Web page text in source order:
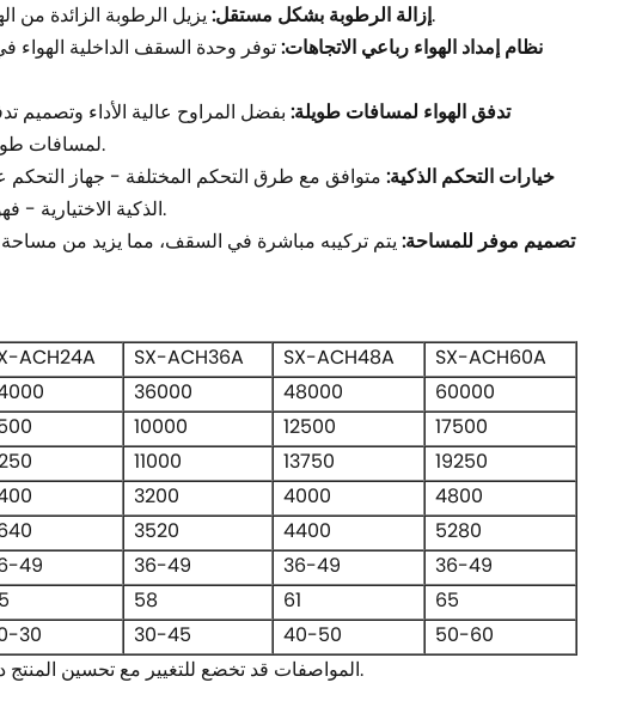
إزالة الرطوبة بشكل مستقل:يزيل الرطوبة الزائدة من الهواء بشكل فعال دون تبريد، مما يخلق بيئة داخلية أكثر جفافًا وراحة.
نظام إمداد الهواء رباعي الاتجاهات:توفر وحدة السقف الداخلية الهواء
تدفق الهواء لمسافات طويلة:بفضل المراوح عالية الأداء وتصميم
لمسافات طويلة، مما يضمن تغطية درجة حرارة متساوية في جميع أنحاء الغرفة.
خيارات التحكم الذكية:متوافق مع طرق التحكم المختلفة - جهاز التحكم
ووحدات WiFi الذكية الاختيارية - فهو يوفر تشغيلًا مرنًا وذكيًا في أي وقت وفي أي مكان.
تصميم موفر للمساحة:يتم تركيبه مباشرة في السقف، مما يزيد من مساحة
ACH24A SX-ACH36A SX-ACH48A
SX-ACH60A
36000 48000
60000
10000 12500
17500
11000 13750
19250
3200 4000
4800
3520 4400
5280
49 36-49 36-49
36-49
58 61
65
30 30-45 40-50
50-60
*المواصفات قد تخضع للتغيير مع تحسين المنتج دون إشعار مسبق؛ يرجى الاتصال بنا للحصول على تفاصيل محددة.